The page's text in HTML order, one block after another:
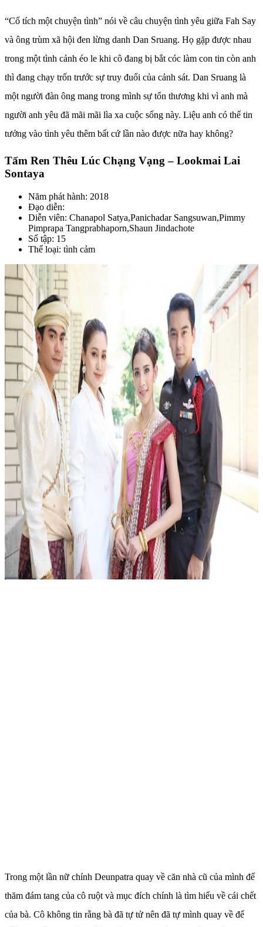
“Cổ tích một chuyện tình” nói về câu chuyện tình yêu giữa Fah Say
và ông trùm xã hội đen lừng danh Dan Sruang. Họ gặp được nhau
trong một tình cảnh éo le khi cô đang bị bắt cóc làm con tin còn anh
thì đang chạy trốn trước sự truy đuổi của cảnh sát. Dan Sruang là
một người đàn ông mang trong mình sự tổn thương khi vì anh mà
người anh yêu đã mãi mãi lìa xa cuộc sống này. Liệu anh có thể tin
tưởng vào tình yêu thêm bất cứ lần nào được nữa hay không?
Tấm Ren Thêu Lúc Chạng Vạng – Lookmai Lai
Sontaya
Năm phát hành: 2018
Đạo diễn:
Diễn viên: Chanapol Satya,Panichadar Sangsuwan,Pimmy
Pimprapa Tangprabhaporn,Shaun Jindachote
Số tập: 15
Thể loại: tình cảm
Trong một lần nữ chính Deunpatra quay về căn nhà cũ của mình để
thăm đám tang của cô ruột và mục đích chính là tìm hiểu về cái chết
của bà. Cô không tin rằng bà đã tự tử nên đã tự mình quay về để